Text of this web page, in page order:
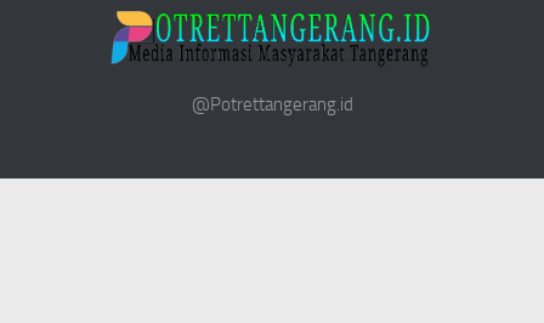
@Potrettangerang.id